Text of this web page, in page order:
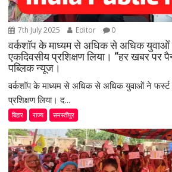
7th July 2025 Editor 0
वर्कशॉप के माध्यम से अधिक से अधिक युवाओं
एकदिवसीय प्रशिक्षण लिया। “हर खबर पर
पब्लिक न्यूज।
वर्कशॉप के माध्यम से अधिक से अधिक युवाओं ने फर्स्ट
प्रशिक्षण लिया। द...
बिहार राज्य समस्तीपुर